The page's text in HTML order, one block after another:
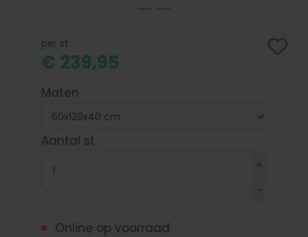
per st
€ 239,95
Maten
Aantal st
Online op voorraad